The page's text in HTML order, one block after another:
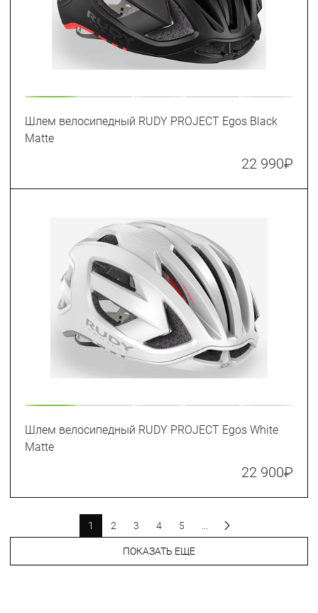
Шлем велосипедный RUDY PROJECT Egos Black
Matte
22 990₽
Шлем велосипедный RUDY PROJECT Egos White
Matte
22 900₽
ПОКАЗАТЬ ЕЩЕ
1 2 3 4 5